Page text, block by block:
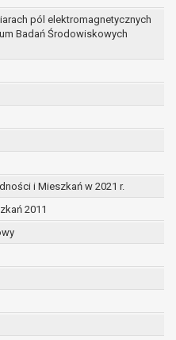
pól elektromagnetycznych
Badań Środowiskowych
i Mieszkań w 2021 r.
2011
na przetwarzanie
rozliczeniu umowy, do
o dofinansowanie
pozyskania
okres wynikający z
zawartej między
instytucją, trwałości
zachowania
celów kontrolnych.
przez
przysługuje
treści danych oraz
na podstawie art. 15